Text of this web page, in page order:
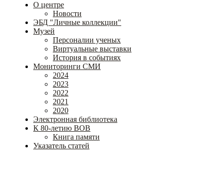
О центре
Новости
ЭБД "Личные коллекции"
Музей
Персоналии ученых
Виртуальные выставки
История в событиях
Мониторинги СМИ
2024
2023
2022
2021
2020
Электронная библиотека
К 80-летию ВОВ
Книга памяти
Указатель статей